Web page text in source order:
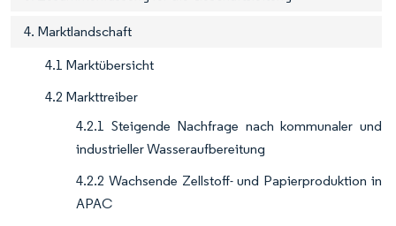
4. Marktlandschaft
4.1 Marktübersicht
4.2 Markttreiber
4.2.1 Steigende Nachfrage nach kommunaler und
industrieller Wasseraufbereitung
4.2.2 Wachsende Zellstoff- und Papierproduktion in
APAC